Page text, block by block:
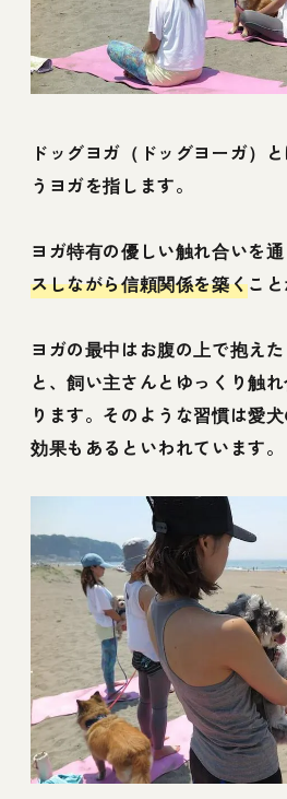
ドッグヨガ（ドッグヨーガ）
うヨガを指します。
ヨガ特有の優しい触れ合いを通
スしながら信頼関係を築くこ
ヨガの最中はお腹の上で抱え
と、飼い主さんとゆっくり触
ります。そのような習慣は愛
効果もあるといわれています。